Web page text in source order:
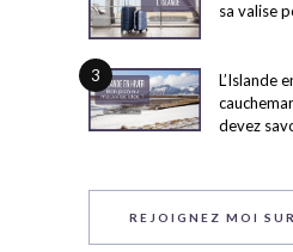
sa valise
3
L’Islande
devez
REJOIGNEZ MOI